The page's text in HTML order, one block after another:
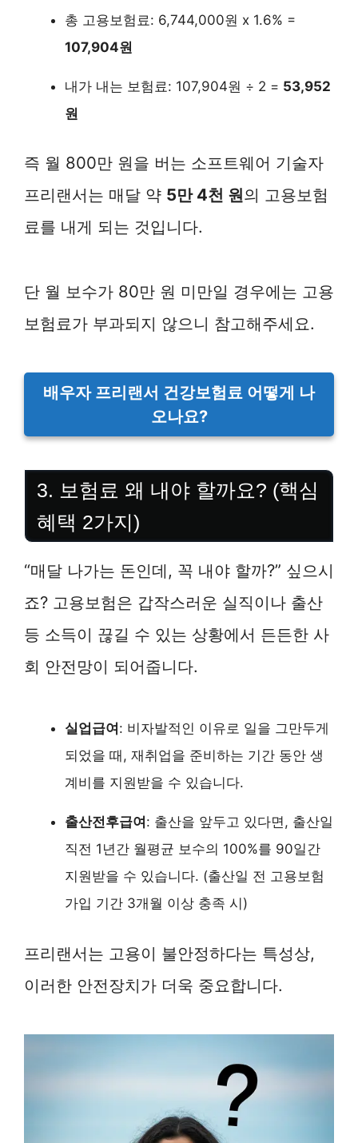
총 고용보험료: 6,744,000원 x 1.6% =
107,904원
내가 내는 보험료: 107,904원 ÷ 2 = 53,952
원
즉 월 800만 원을 버는 소프트웨어 기술자
프리랜서는 매달 약 5만 4천 원의 고용보험
료를 내게 되는 것입니다.
단 월 보수가 80만 원 미만일 경우에는 고용
보험료가 부과되지 않으니 참고해주세요.
배우자 프리랜서 건강보험료 어떻게 나
오나요?
3. 보험료 왜 내야 할까요? (핵심
혜택 2가지)
“매달 나가는 돈인데, 꼭 내야 할까?” 싶으시
죠? 고용보험은 갑작스러운 실직이나 출산
등 소득이 끊길 수 있는 상황에서 든든한 사
회 안전망이 되어줍니다.
실업급여 : 비자발적인 이유로 일을 그만두게
되었을 때, 재취업을 준비하는 기간 동안 생
계비를 지원받을 수 있습니다.
출산전후급여 : 출산을 앞두고 있다면, 출산일
직전 1년간 월평균 보수의 100%를 90일간
지원받을 수 있습니다. (출산일 전 고용보험
가입 기간 3개월 이상 충족 시)
프리랜서는 고용이 불안정하다는 특성상,
이러한 안전장치가 더욱 중요합니다.